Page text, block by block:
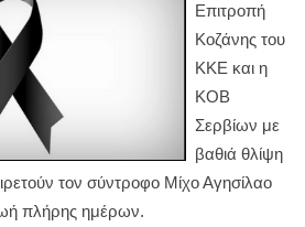
Επιτροπή
Κοζάνης του
ΚΚΕ και η
ΚΟΒ
Σερβίων με
βαθιά θλίψη
τον σύντροφο Μίχο Αγησίλαο
πλήρης ημέρων.